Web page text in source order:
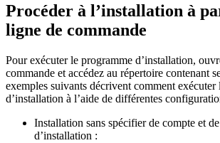
Procéder à l’installation à
ligne de commande
Pour exécuter le programme d’installation,
commande et accédez au répertoire contenant
exemples suivants décrivent comment exécuter
d’installation à l’aide de différentes
Installation sans spécifier de compte et
d’installation :